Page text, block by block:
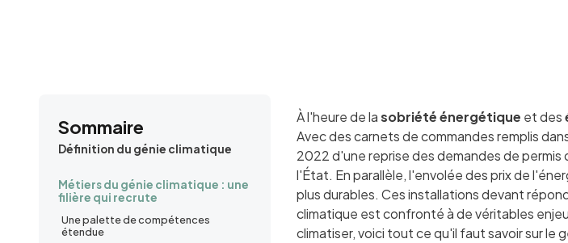
Sommaire
Définition du génie climatique
Métiers du génie climatique : une
filière qui recrute
Une palette de compétences
étendue
À l'heure de lasobriété énergétique et des
Avec des carnets de commandes remplis
2022 d'une reprise des demandes de
l'État. En parallèle, l'envolée des prix de
plus durables. Ces installations devant
climatique est confronté à de véritables
climatiser, voici tout ce qu'il faut savoir sur